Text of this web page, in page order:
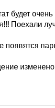
будет
Поехали
появятся
изменено